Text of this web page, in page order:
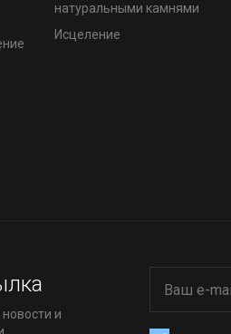
натуральными камнями
Исцеление
и